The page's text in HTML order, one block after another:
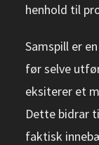
henhold til
Samspill er
før selve
eksiterer et
Dette bidrar
faktisk